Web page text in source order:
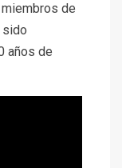
de
sido
años de